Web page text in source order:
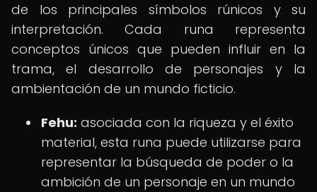
de los principales símbolos rúnicos y su
interpretación. Cada runa representa
conceptos únicos que pueden influir en la
trama, el desarrollo de personajes y la
ambientación de un mundo ficticio.
Fehu: asociada con la riqueza y el éxito
material, esta runa puede utilizarse para
representar la búsqueda de poder o la
ambición de un personaje en un mundo